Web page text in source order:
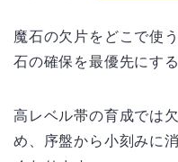
魔石の欠片をどこで使
石の確保を最優先にす
高レベル帯の育成では
め、序盤から小刻みに